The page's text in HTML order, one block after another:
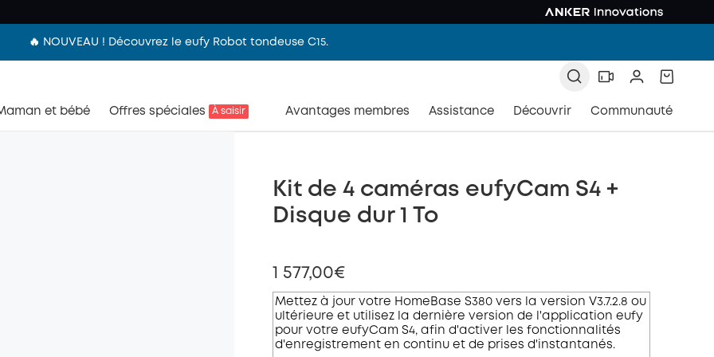
🔥 NOUVEAU ! Découvrez le eufy Robot tondeuse C15.
et bébé Offres spéciales À saisir Avantages membres Assistance Découvrir Communauté
Kit de 4 caméras eufyCam S4 +
Disque dur 1 To
1 577,00€
Mettez à jour votre HomeBase S380 vers la version V3.7.2.8 ou
ultérieure et utilisez la dernière version de l'application eufy
pour votre eufyCam S4, afin d'activer les fonctionnalités
d'enregistrement en continu et de prises d'instantanés.